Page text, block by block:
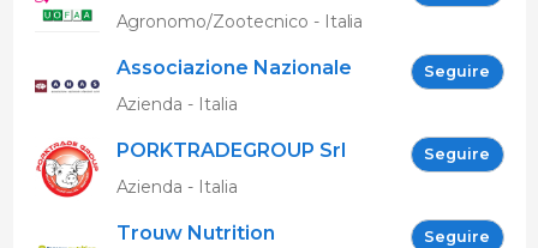
Agronomo/Zootecnico - Italia
Associazione Nazionale
Allevatori Suini (ANAS)
Seguire
Azienda - Italia
PORKTRADEGROUP Srl Seguire
Azienda - Italia
Trouw Nutrition Seguire